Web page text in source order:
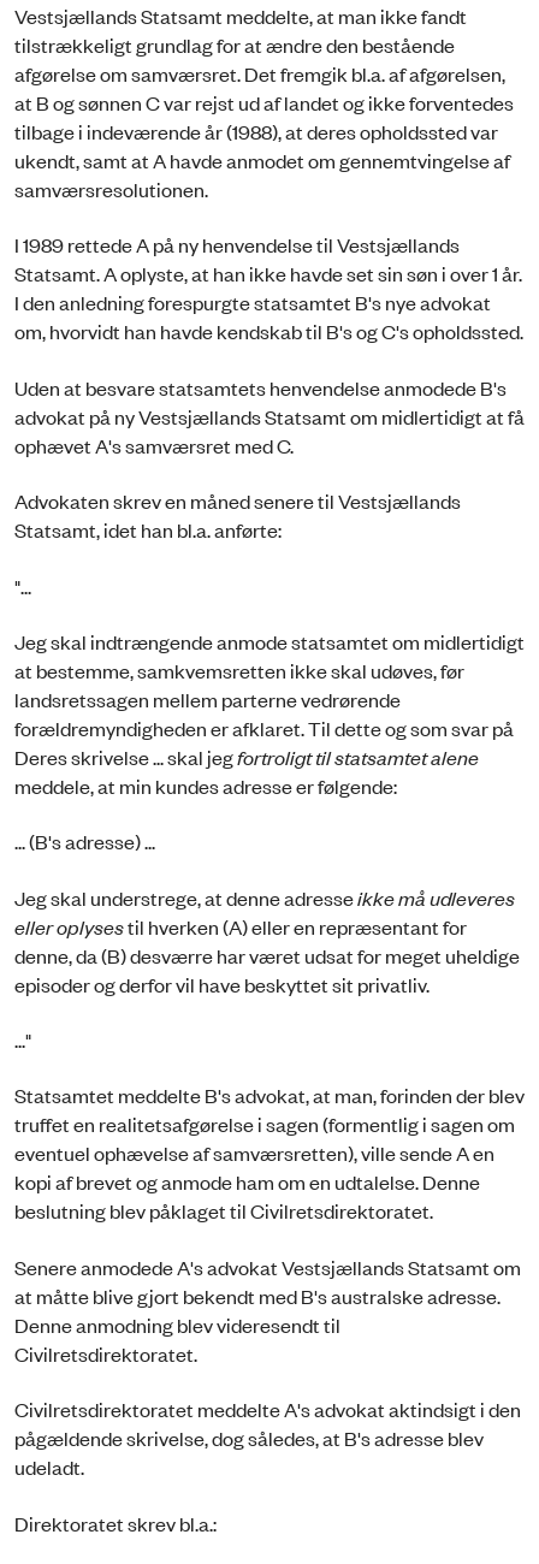
Vestsjællands Statsamt meddelte, at man ikke fandt
tilstrækkeligt grundlag for at ændre den bestående
afgørelse om samværsret. Det fremgik bl.a. af afgørelsen,
at B og sønnen C var rejst ud af landet og ikke forventedes
tilbage i indeværende år (1988), at deres opholdssted var
ukendt, samt at A havde anmodet om gennemtvingelse af
samværsresolutionen.
I 1989 rettede A på ny henvendelse til Vestsjællands
Statsamt. A oplyste, at han ikke havde set sin søn i over 1 år.
I den anledning forespurgte statsamtet B's nye advokat
om, hvorvidt han havde kendskab til B's og C's opholdssted.
Uden at besvare statsamtets henvendelse anmodede B's
advokat på ny Vestsjællands Statsamt om midlertidigt at få
ophævet A's samværsret med C.
Advokaten skrev en måned senere til Vestsjællands
Statsamt, idet han bl.a. anførte:
"...
Jeg skal indtrængende anmode statsamtet om midlertidigt
at bestemme, samkvemsretten ikke skal udøves, før
landsretssagen mellem parterne vedrørende
forældremyndigheden er afklaret. Til dette og som svar på
Deres skrivelse ... skal jegfortroligt til statsamtet alene
meddele, at min kundes adresse er følgende:
... (B's adresse) ...
Jeg skal understrege, at denne adresseikke må udleveres
eller oplysestil hverken (A) eller en repræsentant for
denne, da (B) desværre har været udsat for meget uheldige
episoder og derfor vil have beskyttet sit privatliv.
..."
Statsamtet meddelte B's advokat, at man, forinden der blev
truffet en realitetsafgørelse i sagen (formentlig i sagen om
eventuel ophævelse af samværsretten), ville sende A en
kopi af brevet og anmode ham om en udtalelse. Denne
beslutning blev påklaget til Civilretsdirektoratet.
Senere anmodede A's advokat Vestsjællands Statsamt om
at måtte blive gjort bekendt med B's australske adresse.
Denne anmodning blev videresendt til
Civilretsdirektoratet.
Civilretsdirektoratet meddelte A's advokat aktindsigt i den
pågældende skrivelse, dog således, at B's adresse blev
udeladt.
Direktoratet skrev bl.a.: